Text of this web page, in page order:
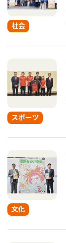
社会
スポーツ
文化